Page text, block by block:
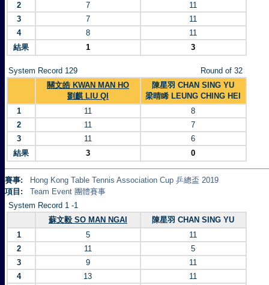
2
7
11
3
7
11
4
8
11
結果
1 3
System Record 129
Round of 32
關文皓 KWAN MAN HO
劉麒 LIU QI
陳星羽 CHAN SING YU
梁晴睎 LEUNG CHING HEI
1
11
8
2
11
7
3
11
6
結果
3 0
賽事:
Hong Kong Table Tennis Association Cup 乒總盃 2019
項目:
Team Event 團體賽事
System Record 1 -1
蘇文毅 SO MAN NGAI
陳星羽 CHAN SING YU
1
5
11
2
11
5
3
9
11
4
13
11